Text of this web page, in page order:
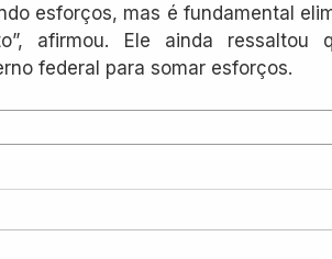
esforços, mas é fundamental
afirmou. Ele ainda ressaltou
federal para somar esforços.